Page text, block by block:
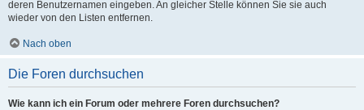
deren Benutzernamen eingeben. An gleicher Stelle können Sie sie auch
wieder von den Listen entfernen.
Nach oben
Die Foren durchsuchen
Wie kann ich ein Forum oder mehrere Foren durchsuchen?